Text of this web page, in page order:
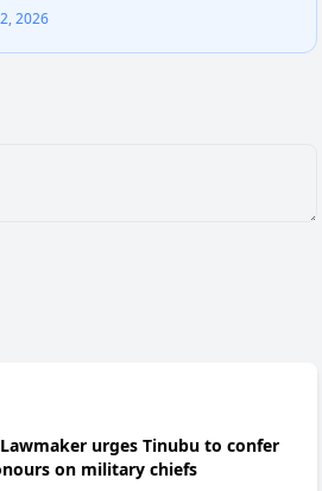
2026
urges Tinubu to confer
on military chiefs